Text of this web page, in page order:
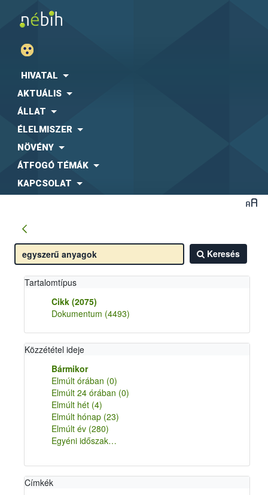
HIVATAL
AKTUÁLIS
ÁLLAT
ÉLELMISZER
NÖVÉNY
ÁTFOGÓ TÉMÁK
KAPCSOLAT
Keresés
Tartalomtípus
Cikk (2075)
Dokumentum (4493)
Közzététel ideje
Bármikor
Elmúlt órában (0)
Elmúlt 24 órában (0)
Elmúlt hét (4)
Elmúlt hónap (23)
Elmúlt év (280)
Egyéni időszak…
Címkék